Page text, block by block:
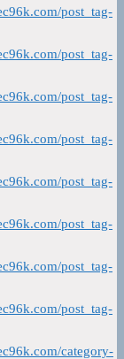
post_tag-
post_tag-
post_tag-
post_tag-
post_tag-
post_tag-
post_tag-
post_tag-
category-